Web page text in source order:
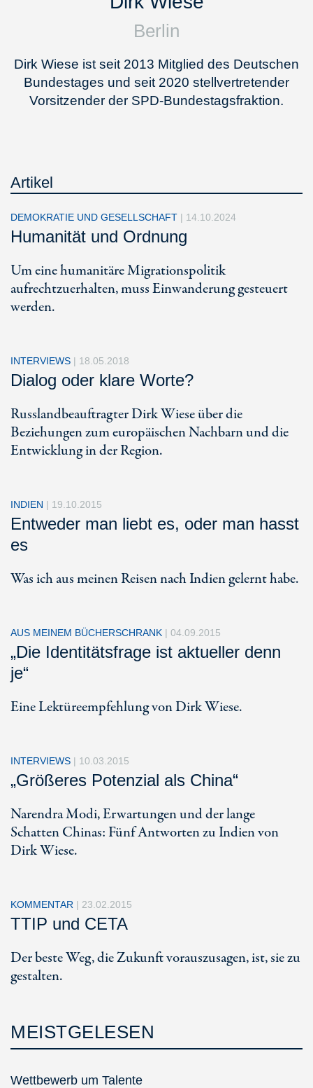
Berlin
Dirk Wiese ist seit 2013 Mitglied des Deutschen
Bundestages und seit 2020 stellvertretender
Vorsitzender der SPD-Bundestagsfraktion.
Artikel
DEMOKRATIE UND GESELLSCHAFT | 14.10.2024
Humanität und Ordnung
Um eine humanitäre Migrationspolitik
aufrechtzuerhalten, muss Einwanderung gesteuert
werden.
INTERVIEWS | 18.05.2018
Dialog oder klare Worte?
Russlandbeauftragter Dirk Wiese über die
Beziehungen zum europäischen Nachbarn und die
Entwicklung in der Region.
INDIEN | 19.10.2015
Entweder man liebt es, oder man hasst
es
Was ich aus meinen Reisen nach Indien gelernt habe.
AUS MEINEM BÜCHERSCHRANK | 04.09.2015
„Die Identitätsfrage ist aktueller denn
je“
Eine Lektüreempfehlung von Dirk Wiese.
INTERVIEWS | 10.03.2015
„Größeres Potenzial als China“
Narendra Modi, Erwartungen und der lange
Schatten Chinas: Fünf Antworten zu Indien von
Dirk Wiese.
KOMMENTAR | 23.02.2015
TTIP und CETA
Der beste Weg, die Zukunft vorauszusagen, ist, sie zu
gestalten.
MEISTGELESEN
Wettbewerb um Talente